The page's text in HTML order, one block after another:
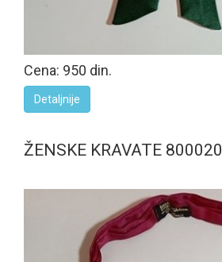
Cena: 950 din.
Detaljnije
ŽENSKE KRAVATE 800020